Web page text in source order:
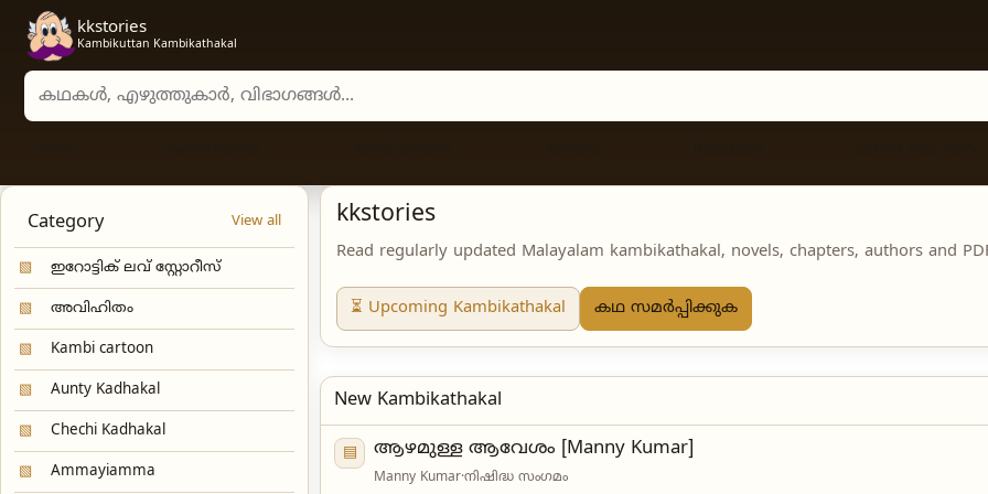
kkstories
Kambikuttan Kambikathakal
Search stories, authors, and categories
Category View all
▧ ഇറോട്ടിക് ലവ് സ്റ്റോറീസ്
▧ അവിഹിതം
▧ Kambi cartoon
▧ Aunty Kadhakal
▧ Chechi Kadhakal
▧ Ammayiamma
kkstories
Read regularly updated Malayalam kambikathakal, novels, chapters, authors and
⏳ Upcoming Kambikathakal കഥ സമർപ്പിക്കുക
New Kambikathakal
▤ ആഴമുള്ള ആവേശം [Manny Kumar]
Manny Kumar·നിഷിദ്ധ സംഗമം